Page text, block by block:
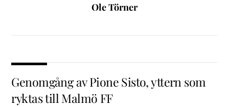
Ole Törner
Genomgång av Pione Sisto, yttern som
ryktas till Malmö FF